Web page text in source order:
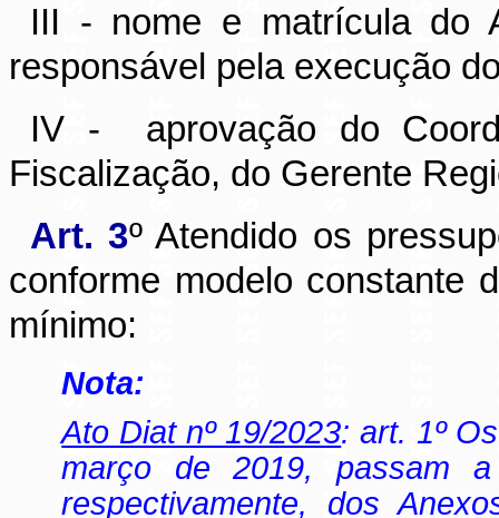
III - nome e matrícula do
responsável pela execução
IV -
aprovação do
Fiscalização, do Gerente
Art. 3º Atendido os
conforme modelo constante
mínimo:
Nota:
Ato Diat nº 19/2023: art. 1º
março de 2019, passam a
respectivamente, dos